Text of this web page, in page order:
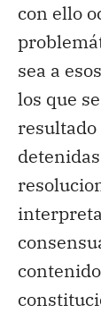
con ello
sea a
los que
resultado